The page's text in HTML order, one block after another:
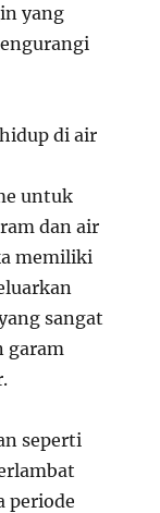
yang
di air
untuk
dan air
memiliki
sangat
garam
seperti
periode